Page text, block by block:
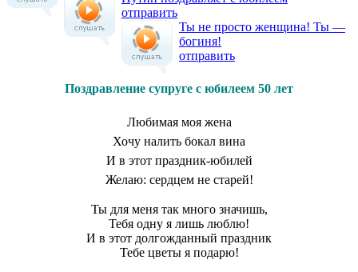
отправить
Ты не просто женщина! Ты —
богиня!
отправить
Поздравление супруге с юбилеем 50 лет
Любимая моя жена
Хочу налить бокал вина
И в этот праздник-юбилей
Желаю: сердцем не старей!
Ты для меня так много значишь,
Тебя одну я лишь люблю!
И в этот долгожданный праздник
Тебе цветы я подарю!